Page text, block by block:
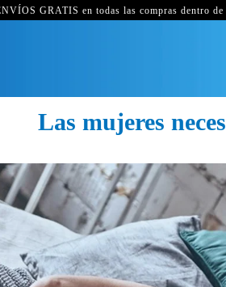
GRATIS en todas las compras dentro
Las mujeres